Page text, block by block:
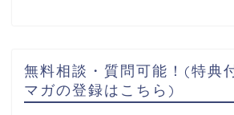
無料相談・質問可能！(特典
マガの登録はこちら)